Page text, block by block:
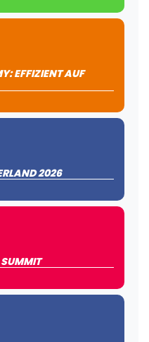
EFFIZIENT AUF
2026